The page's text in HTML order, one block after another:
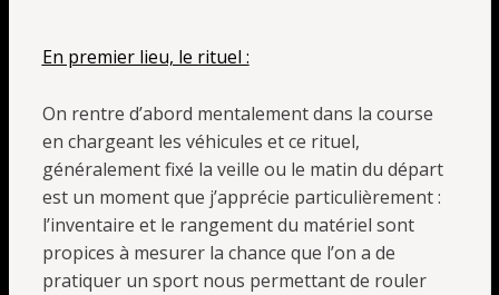
En premier lieu, le rituel :
On rentre d’abord mentalement dans la course
en chargeant les véhicules et ce rituel,
généralement fixé la veille ou le matin du départ
est un moment que j’apprécie particulièrement :
l’inventaire et le rangement du matériel sont
propices à mesurer la chance que l’on a de
pratiquer un sport nous permettant de rouler